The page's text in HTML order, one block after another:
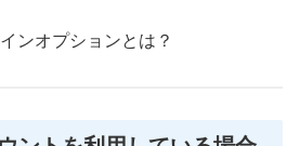
ンオプションとは？